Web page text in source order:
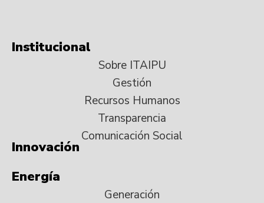
Institucional
Sobre ITAIPU
Gestión
Recursos Humanos
Transparencia
Comunicación Social
Innovación
Energía
Generación